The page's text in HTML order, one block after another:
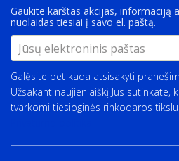
Gaukite karštas akcijas, informaciją
nuolaidas tiesiai į savo el. paštą.
Galėsite bet kada atsisakyti
Užsakant naujienlaiškį Jūs sutinkate,
tvarkomi tiesioginės rinkodaros